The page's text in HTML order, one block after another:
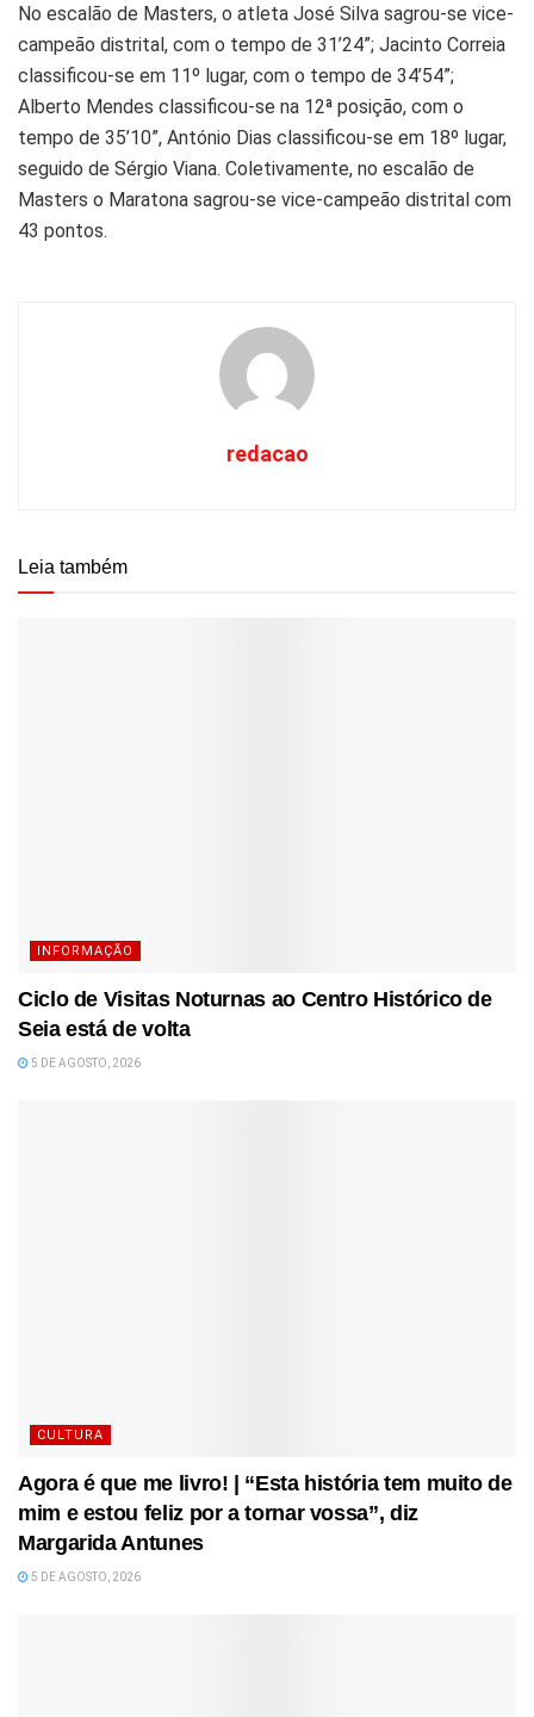
No escalão de Masters, o atleta José Silva sagrou-se vice-
campeão distrital, com o tempo de 31’24”; Jacinto Correia
classificou-se em 11º lugar, com o tempo de 34’54”;
Alberto Mendes classificou-se na 12ª posição, com o
tempo de 35’10”, António Dias classificou-se em 18º lugar,
seguido de Sérgio Viana. Coletivamente, no escalão de
Masters o Maratona sagrou-se vice-campeão distrital com
43 pontos.
redacao
Leia também
INFORMAÇÃO
Ciclo de Visitas Noturnas ao Centro Histórico de
Seia está de volta
5 DE AGOSTO, 2026
CULTURA
Agora é que me livro! | “Esta história tem muito de
mim e estou feliz por a tornar vossa”, diz
Margarida Antunes
5 DE AGOSTO, 2026